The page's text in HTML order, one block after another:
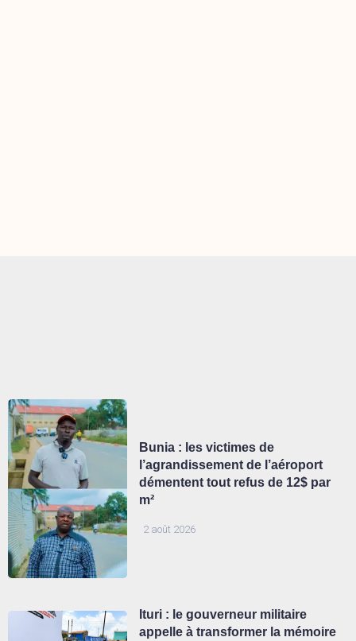
2 août 2026
Bunia : les victimes de
l’agrandissement de l’aéroport
démentent tout refus de 12$ par
m²
Ituri : le gouverneur militaire
appelle à transformer la mémoire